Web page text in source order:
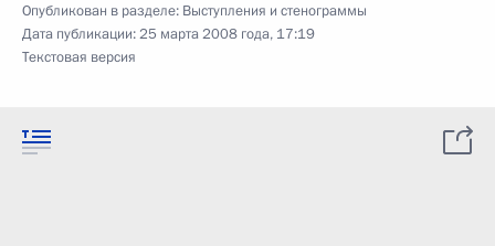
Опубликован в разделе: Выступления и стенограммы
Дата публикации:25 марта 2008 года, 17:19
Текстовая версия